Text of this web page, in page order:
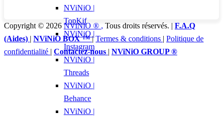
Copyright © 2026 NViNiO ® , Tous droits réservés. | F.A.Q
(Aides) | NViNiO BOX ™|Termes & conditions | Politique de
confidentialité | Contactez-nous | NViNiO GROUP ®
NViNiO |
TopKif
NViNiO |
Instagram
NViNiO |
Threads
NViNiO |
Behance
NViNiO |